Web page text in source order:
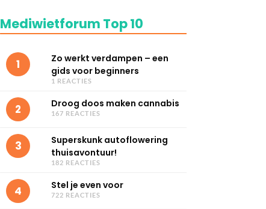
Mediwietforum Top 10
1
Zo werkt verdampen – een
gids voor beginners
1 REACTIES
2 Droog doos maken cannabis
167 REACTIES
3
Superskunk autoflowering
thuisavontuur!
182 REACTIES
4 Stel je even voor
722 REACTIES